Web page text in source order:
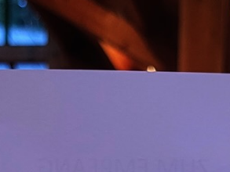
ABLEHNEN